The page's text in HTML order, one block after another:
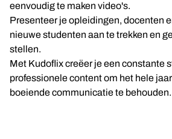
eenvoudig te maken video's.
Presenteer je opleidingen, docenten
nieuwe studenten aan te trekken en
stellen.
Met Kudoflix creëer je een constante
professionele content om het hele
boeiende communicatie te behouden.